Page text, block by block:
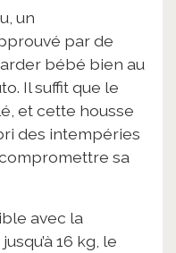
un
par de
bébé bien au
Il suffit que le
et cette housse
des intempéries
sa
avec la
16 kg, le